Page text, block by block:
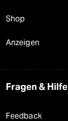
Shop
Anzeigen
Fragen & Hilfe
Feedback